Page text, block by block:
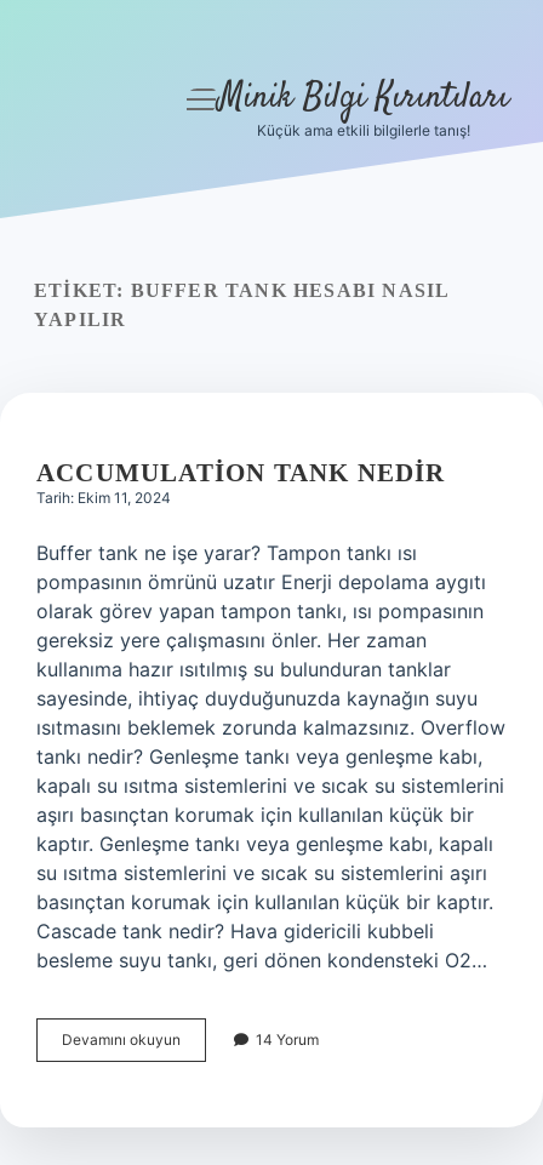
Yasal Uyarı
menüyü
Minik Bilgi Kırıntıları
Küçük ama etkili bilgilerle tanış!
ETIKET: BUFFER TANK HESABI NASIL
YAPILIR
ACCUMULATION TANK NEDIR
Tarih: Ekim 11, 2024
Buffer tank ne işe yarar? Tampon tankı ısı
pompasının ömrünü uzatır Enerji depolama aygıtı
olarak görev yapan tampon tankı, ısı pompasının
gereksiz yere çalışmasını önler. Her zaman
kullanıma hazır ısıtılmış su bulunduran tanklar
sayesinde, ihtiyaç duyduğunuzda kaynağın suyu
ısıtmasını beklemek zorunda kalmazsınız. Overflow
tankı nedir? Genleşme tankı veya genleşme kabı,
kapalı su ısıtma sistemlerini ve sıcak su sistemlerini
aşırı basınçtan korumak için kullanılan küçük bir
kaptır. Genleşme tankı veya genleşme kabı, kapalı
su ısıtma sistemlerini ve sıcak su sistemlerini aşırı
basınçtan korumak için kullanılan küçük bir kaptır.
Cascade tank nedir? Hava gidericili kubbeli
besleme suyu tankı, geri dönen kondensteki O2…
Devamını okuyun Accumulation
Tank
14 Yorum